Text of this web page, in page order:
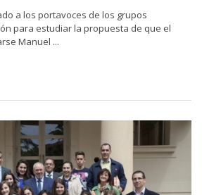
a los portavoces de los grupos
para estudiar la propuesta de que el
Manuel ...